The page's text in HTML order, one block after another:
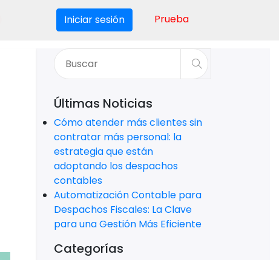
Iniciar sesión Prueba
Últimas Noticias
Cómo atender más clientes sin
contratar más personal: la
estrategia que están
adoptando los despachos
contables
Automatización Contable para
Despachos Fiscales: La Clave
para una Gestión Más Eficiente
Categorías